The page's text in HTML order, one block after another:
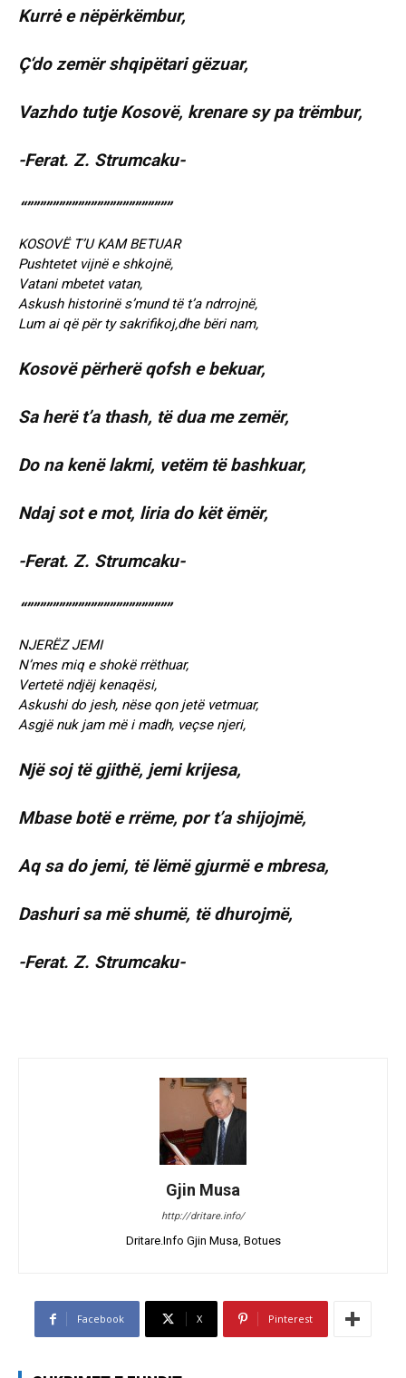
Kurrė e nëpërkëmbur,
Ç‘do zemër shqipëtari gëzuar,
Vazhdo tutje Kosovë, krenare sy pa trëmbur,
-Ferat. Z. Strumcaku-
“”””””””””””””””””””””””
KOSOVË T’U KAM BETUAR
Pushtetet vijnë e shkojnë,
Vatani mbetet vatan,
Askush historinë s’mund të t’a ndrrojnë,
Lum ai që për ty sakrifikoj,dhe bëri nam,
Kosovë përherë qofsh e bekuar,
Sa herë t’a thash, të dua me zemër,
Do na kenë lakmi, vetëm të bashkuar,
Ndaj sot e mot, liria do kët ëmër,
-Ferat. Z. Strumcaku-
“”””””””””””””””””””””””
NJERËZ JEMI
N’mes miq e shokë rrëthuar,
Vertetë ndjëj kenaqësi,
Askushi do jesh, nëse qon jetë vetmuar,
Asgjë nuk jam më i madh, veçse njeri,
Një soj të gjithë, jemi krijesa,
Mbase botë e rrëme, por t’a shijojmë,
Aq sa do jemi, të lëmë gjurmë e mbresa,
Dashuri sa më shumë, të dhurojmë,
-Ferat. Z. Strumcaku-
Gjin Musa
http://dritare.info/
Dritare.Info Gjin Musa, Botues
Facebook X Pinterest